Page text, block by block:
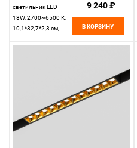
светильник LED
18W, 2700~6500 К,
10,1*32,7*2,3 см,
9 240 ₽
В КОРЗИНУ